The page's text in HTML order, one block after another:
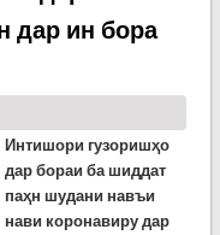
дар ин бора
Интишори гузоришҳо
дар бораи ба шиддат
паҳн шудани навъи
нави коронавиру дар